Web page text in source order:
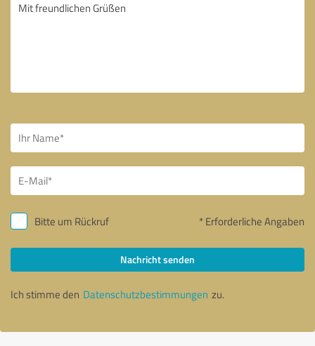
Bitte um Rückruf * Erforderliche Angaben
Nachricht senden
Ich stimme den Datenschutzbestimmungen zu.